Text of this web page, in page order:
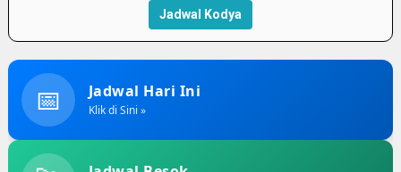
Jadwal Kodya
📅 Jadwal Hari Ini
Klik di Sini »